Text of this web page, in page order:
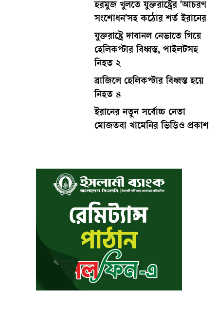
হরমুজ খুলতে যুক্তরাষ্ট্রের 'আচরণ
সংশোধন'সহ কঠোর শর্ত ইরানের
যুক্তরাষ্ট্রে দাবানল নেভাতে গিয়ে
হেলিকপ্টার বিধ্বস্ত, পাইলটসহ
নিহত ২
ব্রাজিলে হেলিকপ্টার বিধ্বস্ত হয়ে
নিহত ৪
ইরানের নতুন সর্বোচ্চ নেতা
মোজতবা খামেনির ভিডিও প্রকাশ